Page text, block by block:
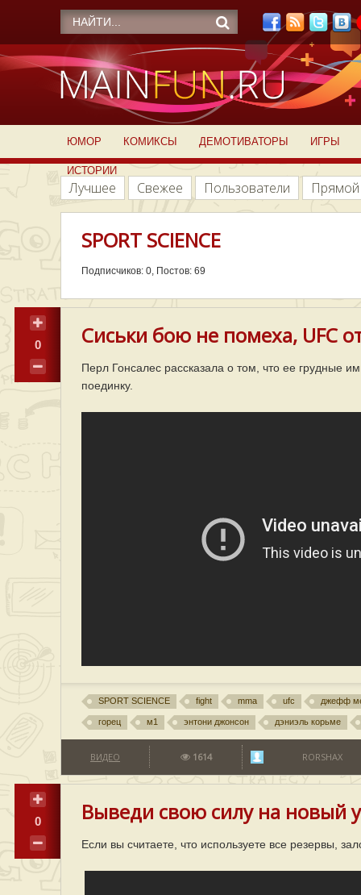
ЮМОР КОМИКСЫ ДЕМОТИВАТОРЫ ИГРЫ
ИСТОРИИ
Лучшее Свежее Пользователи
SPORT SCIENCE
Подписчиков: 0, Постов: 69
0 Сиськи бою не помеха, UFC
Перл Гонсалес рассказала о том, что ее грудные
поединку.
SPORT SCIENCE fight mma ufc джефф
горец м1 энтони джонсон дэниэль корьме
ВИДЕО 1614 RORSHAX
0 Выведи свою силу на новый
Если вы считаете, что используете все резервы,